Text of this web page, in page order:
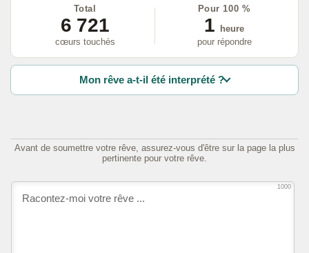
Total
6 721
cœurs touchés
Pour 100 %
1
heure
pour répondre
Mon rêve a-t-il été interprété ?
Avant de soumettre votre rêve, assurez-vous d'être sur la page la plus
pertinente pour votre rêve.
1000